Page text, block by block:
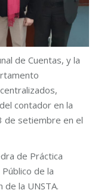
de Cuentas, y la
contador en la
de setiembre en el
de Práctica
de la
de la UNSTA.